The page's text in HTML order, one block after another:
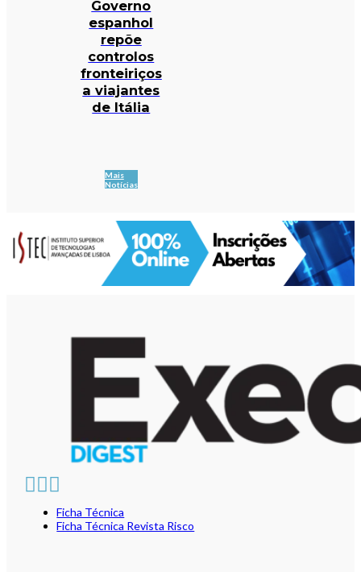
Governo
espanhol
repõe
controlos
fronteiriços
a viajantes
de Itália
Mais
Notícias
Ficha Técnica
Ficha Técnica Revista Risco